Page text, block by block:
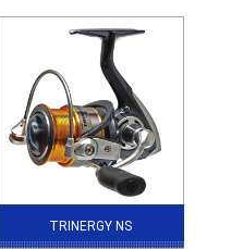
TRINERGY NS